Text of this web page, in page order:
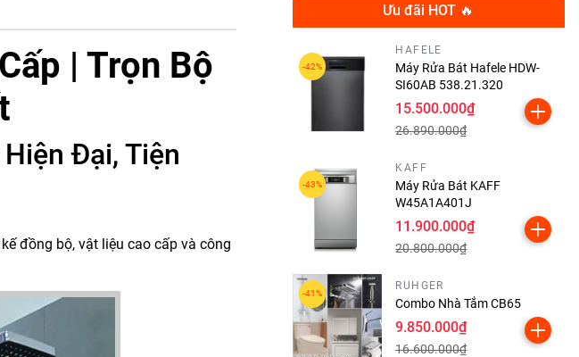
| Trọn Bộ
Đại, Tiện
đồng bộ, vật liệu cao cấp và công
Ưu đãi HOT 🔥
HAFELE
Máy Rửa Bát Hafele HDW-
SI60AB 538.21.320
15.500.000₫
26.890.000₫
KAFF
Máy Rửa Bát KAFF
W45A1A401J
11.900.000₫
20.800.000₫
RUHGER
Combo Nhà Tắm CB65
9.850.000₫
16.600.000₫